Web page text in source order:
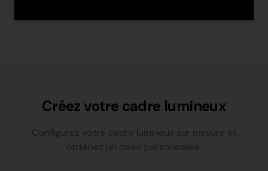
Créez votre cadre lumineux
Configurez votre cadre lumineux sur mesure et
obtenez un devis personnalisé.